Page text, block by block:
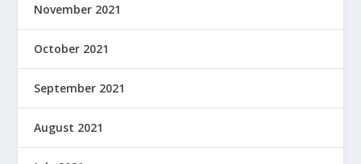
November 2021
October 2021
September 2021
August 2021